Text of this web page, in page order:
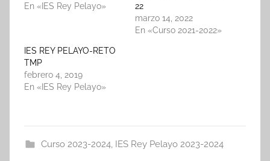
En «IES Rey Pelayo»
22
marzo 14, 2022
En «Curso 2021-2022»
IES REY PELAYO-RETO
TMP
febrero 4, 2019
En «IES Rey Pelayo»
Curso 2023-2024, IES Rey Pelayo 2023-2024